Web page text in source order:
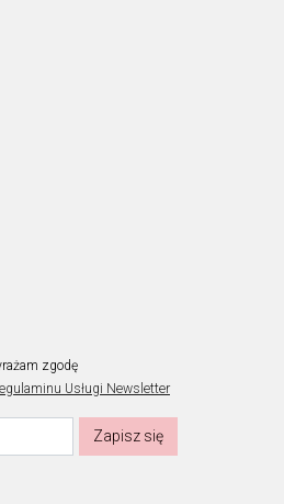
zgodę
Usługi Newsletter
Zapisz się